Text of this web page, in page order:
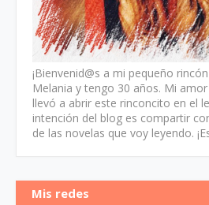
¡Bienvenid@s a mi pequeño
Melania y tengo 30 años. Mi
llevó a abrir este rinconcito en el
intención del blog es compartir
de las novelas que voy leyendo.
Mis redes